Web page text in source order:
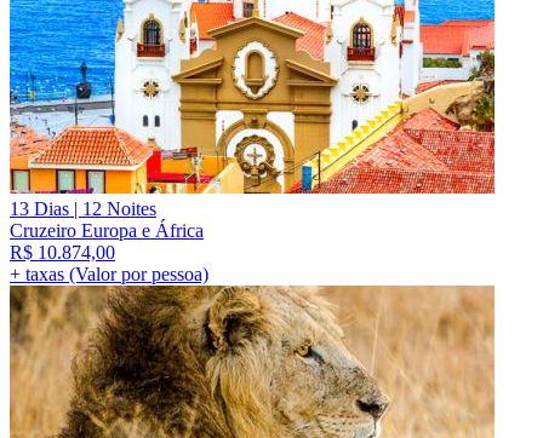
13 Dias | 12 Noites
Cruzeiro Europa e África
R$ 10.874,00
+ taxas (Valor por pessoa)